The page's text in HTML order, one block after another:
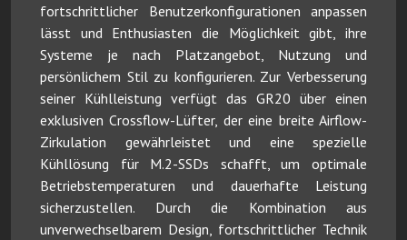
fortschrittlicher Benutzerkonfigurationen anpassen
lässt und Enthusiasten die Möglichkeit gibt, ihre
Systeme je nach Platzangebot, Nutzung und
persönlichem Stil zu konfigurieren. Zur Verbesserung
seiner Kühlleistung verfügt das GR20 über einen
exklusiven Crossflow-Lüfter, der eine breite Airflow-
Zirkulation gewährleistet und eine spezielle
Kühllösung für M.2-SSDs schafft, um optimale
Betriebstemperaturen und dauerhafte Leistung
sicherzustellen. Durch die Kombination aus
unverwechselbarem Design, fortschrittlicher Technik